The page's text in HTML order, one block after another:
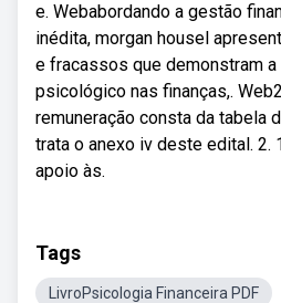
e. Webabordando a gestão
inédita, morgan housel
e fracassos que demonstram
psicológico nas finanças,.
remuneração consta da tabela
trata o anexo iv deste edital. 2.
apoio às.
Tags
LivroPsicologia Financeira PDF